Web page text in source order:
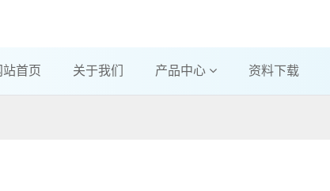
站首页 关于我们 产品中心 资料下载